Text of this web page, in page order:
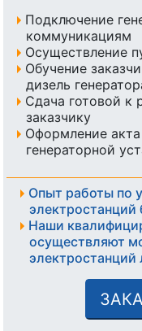
Подключение
коммуникациям
Осуществление
Обучение
дизель
Сдача готовой к
заказчику
Оформление
генераторной
Опыт работы по
электростанций
Наши
осуществляют